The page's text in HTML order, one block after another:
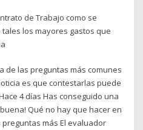
de Trabajo como se
los mayores gastos que
de las preguntas más comunes
es que contestarlas puede
4 días Has conseguido una
Qué no hay que hacer en
más El evaluador